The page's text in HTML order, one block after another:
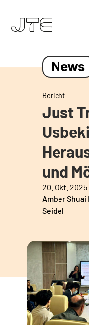
News
Bericht
Just
und
20. Okt. 2025
Amber Shuai
Seidel